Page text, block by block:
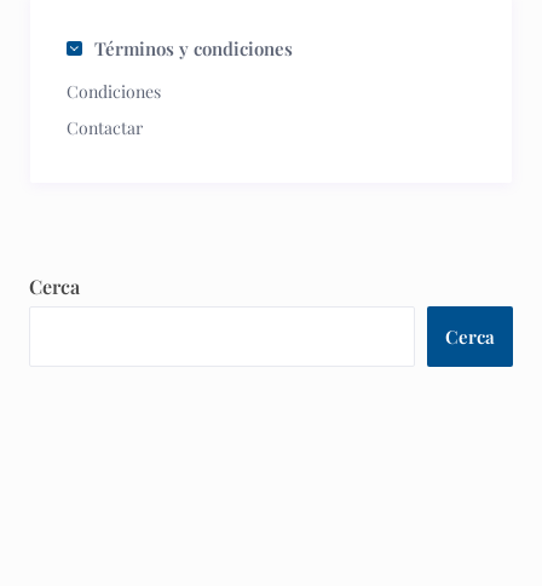
Términos y condiciones
Condiciones
Contactar
Cerca
Cerca